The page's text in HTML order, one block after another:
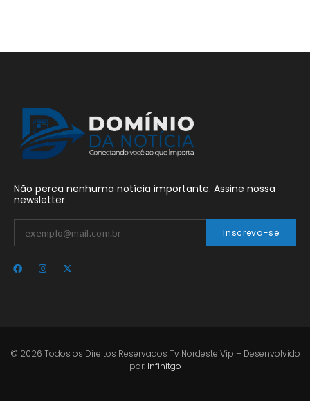
Não perca nenhuma notícia importante. Assine nossa
newsletter.
Inscreva-se
© 2026 Todos os Direitos Reservados Tv Nordeste Vip – Desenvolvido
por: Infinitgo